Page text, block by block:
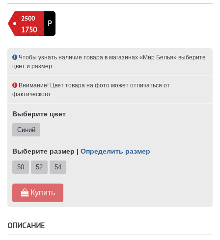
2500
1750
Р
Чтобы узнать наличие товара в магазинах «Мир Белья» выберите
цвет и размер
Внимание! Цвет товара на фото может отличаться от
фактического
Выберите цвет
Синий
Выберите размер | Определить размер
50 52 54
Купить
ОПИСАНИЕ